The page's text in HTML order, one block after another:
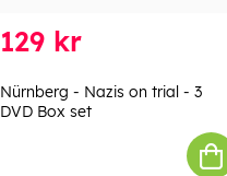
129 kr
Nürnberg - Nazis on trial - 3
DVD Box set